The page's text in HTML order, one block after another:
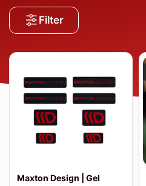
Filter
Maxton Design | Gel